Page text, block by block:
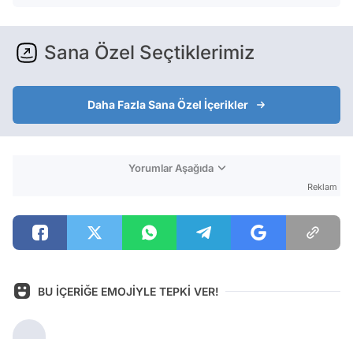
Sana Özel Seçtiklerimiz
Daha Fazla Sana Özel İçerikler
Yorumlar Aşağıda
Reklam
BU İÇERİĞE EMOJİYLE TEPKİ VER!